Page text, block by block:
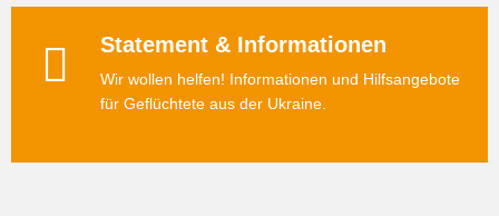
Statement & Informationen
Wir wollen helfen! Informationen und Hilfsangebote
für Geflüchtete aus der Ukraine.